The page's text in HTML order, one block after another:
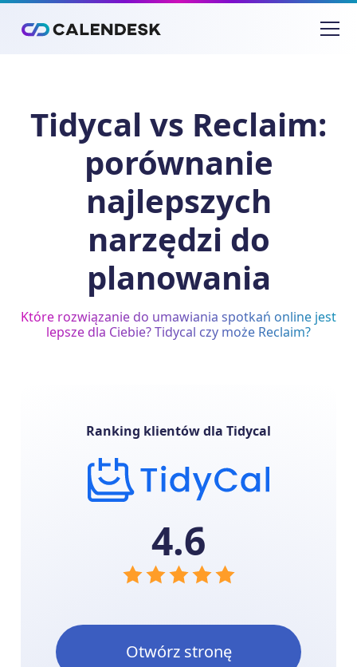
Tidycal vs Reclaim:
porównanie
najlepszych
narzędzi do
planowania
Które rozwiązanie do umawiania spotkań online jest
lepsze dla Ciebie? Tidycal czy może Reclaim?
Ranking klientów dla Tidycal
4.6
Otwórz stronę